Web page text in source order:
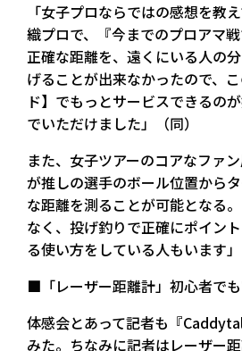
「女子プロならではの感想を教
織プロで、『今までのプロアマ
正確な距離を、遠くにいる人の
げることが出来なかったので、
ド】でもっとサービスできるの
でいただけました」（同）
また、女子ツアーのコアなファ
が推しの選手のボール位置から
な距離を測ることが可能となる
なく、投げ釣りで正確にポイン
る使い方をしている人もいます」
■「レーザー距離計」初心者でも
体感会とあって記者も『
みた。ちなみに記者はレーザー距